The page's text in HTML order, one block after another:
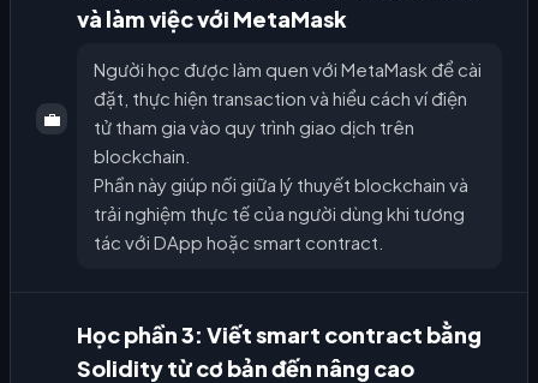
💼
và làm việc với MetaMask
Người học được làm quen với MetaMask để cài
đặt, thực hiện transaction và hiểu cách ví điện
tử tham gia vào quy trình giao dịch trên
blockchain.
Phần này giúp nối giữa lý thuyết blockchain và
trải nghiệm thực tế của người dùng khi tương
tác với DApp hoặc smart contract.
Học phần 3: Viết smart contract bằng
Solidity từ cơ bản đến nâng cao